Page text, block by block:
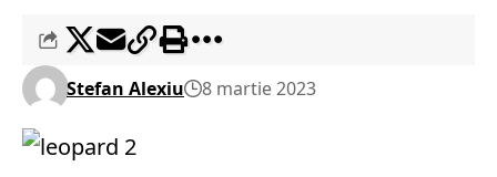
Stefan Alexiu 8 martie 2023